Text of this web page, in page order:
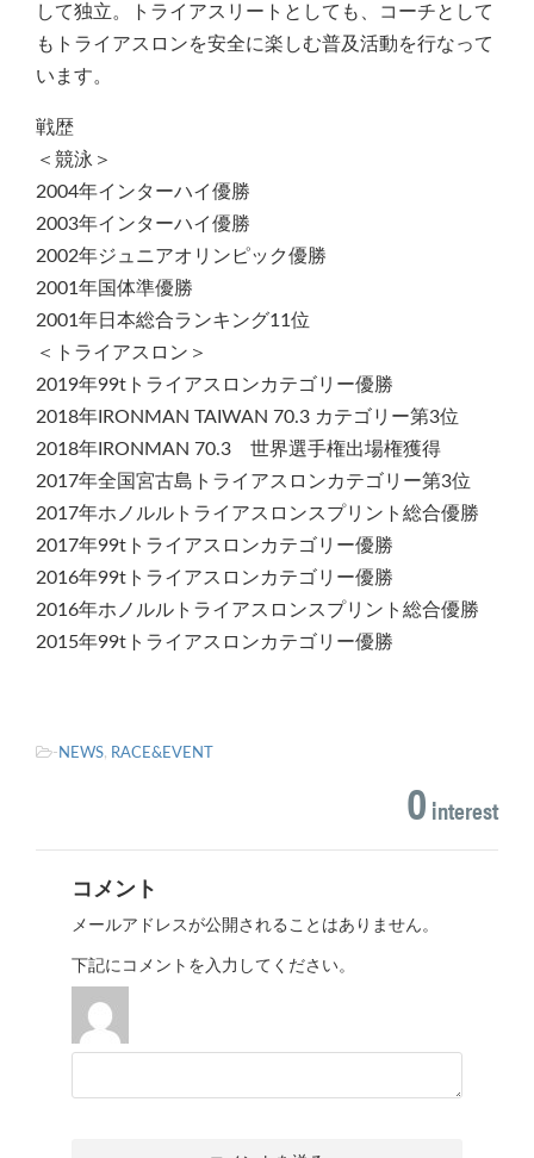
して独立。トライアスリートとしても、コーチとして
もトライアスロンを安全に楽しむ普及活動を行なって
います。
戦歴
＜競泳＞
2004年インターハイ優勝
2003年インターハイ優勝
2002年ジュニアオリンピック優勝
2001年国体準優勝
2001年日本総合ランキング11位
＜トライアスロン＞
2019年99tトライアスロンカテゴリー優勝
2018年IRONMAN TAIWAN 70.3 カテゴリー第3位
2018年IRONMAN 70.3 世界選手権出場権獲得
2017年全国宮古島トライアスロンカテゴリー第3位
2017年ホノルルトライアスロンスプリント総合優勝
2017年99tトライアスロンカテゴリー優勝
2016年99tトライアスロンカテゴリー優勝
2016年ホノルルトライアスロンスプリント総合優勝
2015年99tトライアスロンカテゴリー優勝
- NEWS, RACE&EVENT
0 interest
コメント
メールアドレスが公開されることはありません。
下記にコメントを入力してください。